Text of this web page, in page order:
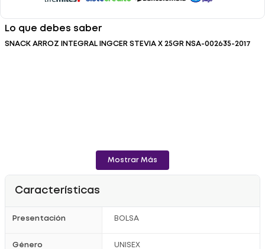
Lo que debes saber
SNACK ARROZ INTEGRAL INGCER STEVIA X 25GR NSA-002635-2017
Mostrar Más
Características
Presentación BOLSA
Género UNISEX